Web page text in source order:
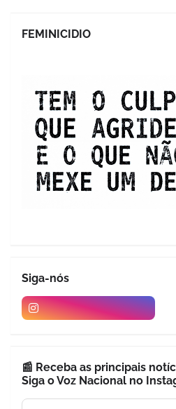
FEMINICIDIO
Siga-nós
📰 Receba as principais
Siga o Voz Nacional no